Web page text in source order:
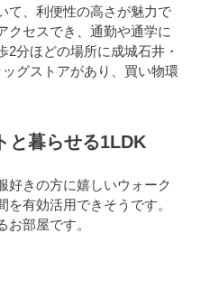
て、利便性の高さが魅力で
クセスでき、通勤や通学に
分ほどの場所に成城石井・
グストアがあり、買い物環
と暮らせる1LDK
好きの方に嬉しいウォーク
有効活用できそうです。
部屋です。